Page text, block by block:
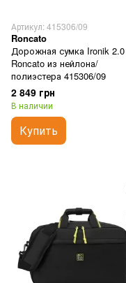
Артикул: 415306/09
Roncato
Дорожная сумка Ironik 2.0
Roncato из нейлона/
полиэстера 415306/09
2 849 грн
В наличии
Купить